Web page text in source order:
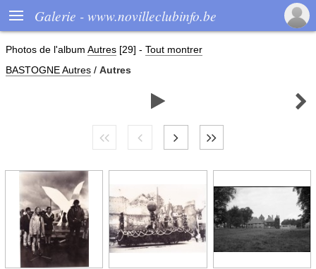
 Galerie - www.novilleclubinfo.be
Photos de l'album Autres [29] - Tout montrer
BASTOGNE Autres / Autres
 